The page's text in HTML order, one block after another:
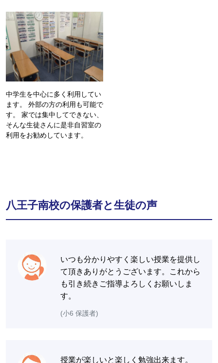
中学生を中心に多く利用してい
ます。 外部の方の利用も可能で
す。 家では集中してできない、
そんな生徒さんに是非自習室の
利用をお勧めしています。
八王子南校の保護者と生徒の声
いつも分かりやすく楽しい授業を提供し
て頂きありがとうございます。これから
も引き続きご指導よろしくお願いしま
す。
(小6 保護者)
授業が楽しいと楽しく勉強出来ます。